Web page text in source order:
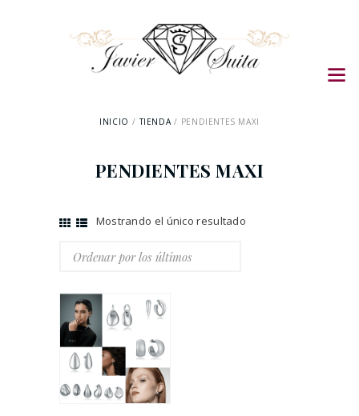
INICIO TIENDA PENDIENTES MAXI
PENDIENTES MAXI
Mostrando el único resultado